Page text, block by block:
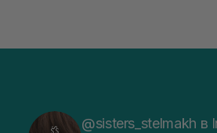
@sisters_stelmakh в